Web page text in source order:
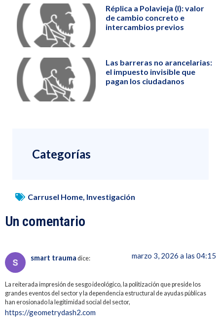
Réplica a Polavieja (I): valor
de cambio concreto e
intercambios previos
Las barreras no arancelarias:
el impuesto invisible que
pagan los ciudadanos
Categorías
Carrusel Home, Investigación
Un comentario
smart trauma dice: marzo 3, 2026 a las 04:15
La reiterada impresión de sesgo ideológico, la politización que preside los
grandes eventos del sector y la dependencia estructural de ayudas públicas
han erosionado la legitimidad social del sector,
https://geometrydash2.com